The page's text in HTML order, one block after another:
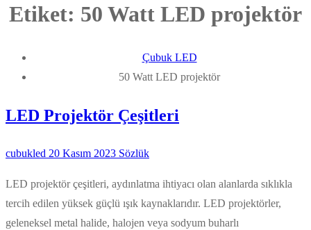
Etiket: 50 Watt LED projektör
Çubuk LED
50 Watt LED projektör
LED Projektör Çeşitleri
cubukled 20 Kasım 2023 Sözlük
LED projektör çeşitleri, aydınlatma ihtiyacı olan alanlarda sıklıkla
tercih edilen yüksek güçlü ışık kaynaklarıdır. LED projektörler,
geleneksel metal halide, halojen veya sodyum buharlı